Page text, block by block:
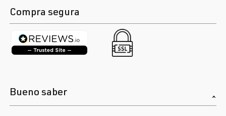
Compra segura
Bueno saber